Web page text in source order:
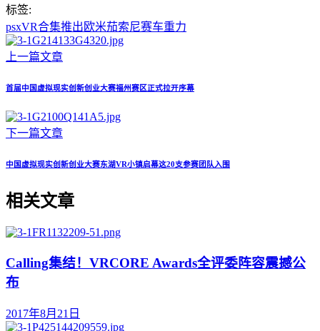
标签:
psxVR合集推出欧米茄索尼赛车重力
上一篇文章
首届中国虚拟现实创新创业大赛福州赛区正式拉开序幕
下一篇文章
中国虚拟现实创新创业大赛东湖VR小镇启幕这20支参赛团队入围
相关文章
Calling集结！VRCORE Awards全评委阵容震撼公
布
2017年8月21日